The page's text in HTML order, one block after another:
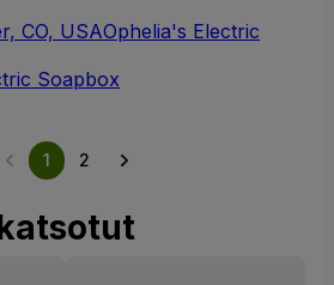
CO, USAOphelia's Electric
Soapbox
1 2